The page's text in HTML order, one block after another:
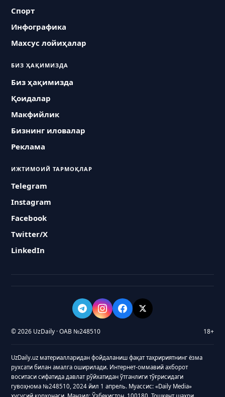
Спорт
Инфографика
Махсус лойиҳалар
БИЗ ҲАҚИМИЗДА
Биз ҳақимизда
Қоидалар
Макфийлик
Бизнинг иловалар
Реклама
ИЖТИМОИЙ ТАРМОҚЛАР
Telegram
Instagram
Facebook
Twitter/X
LinkedIn
© 2026 UzDaily · ОАВ №248510 18+
UzDaily.uz материалларидан фойдаланиш фақат таҳририятнинг ёзма
рухсати билан амалга оширилади. Интернет-оммавий ахборот
воситаси сифатида давлат рўйхатидан ўтганлиги тўғрисидаги
гувоҳнома №248510, 2024 йил 1 апрель. Муассис: «Daily Media»